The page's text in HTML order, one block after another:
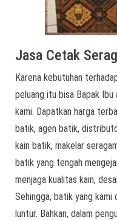
Jasa Cetak
Karena kebutuhan
peluang itu bisa Bapak Ibu
kami. Dapatkan harga
batik, agen batik,
kain batik, makelar
batik yang tengah
menjaga kualitas kain,
Sehingga, batik yang
luntur. Bahkan, dalam